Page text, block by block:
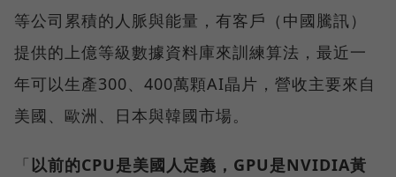
等公司累積的人脈與能量，有客戶（中國騰訊）
提供的上億等級數據資料庫來訓練算法，最近一
年可以生產300、400萬顆AI晶片，營收主要來自
美國、歐洲、日本與韓國市場。
「 以前的CPU是美國人定義，GPU是NVIDIA黃